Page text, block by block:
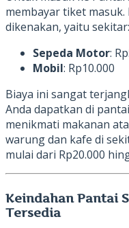
membayar tiket
dikenakan, yaitu sekitar:
Sepeda Motor:
Mobil: Rp10.000
Biaya ini sangat
Anda dapatkan di
menikmati makanan
warung dan kafe di
mulai dari Rp20.000
Keindahan Pantai
Tersedia